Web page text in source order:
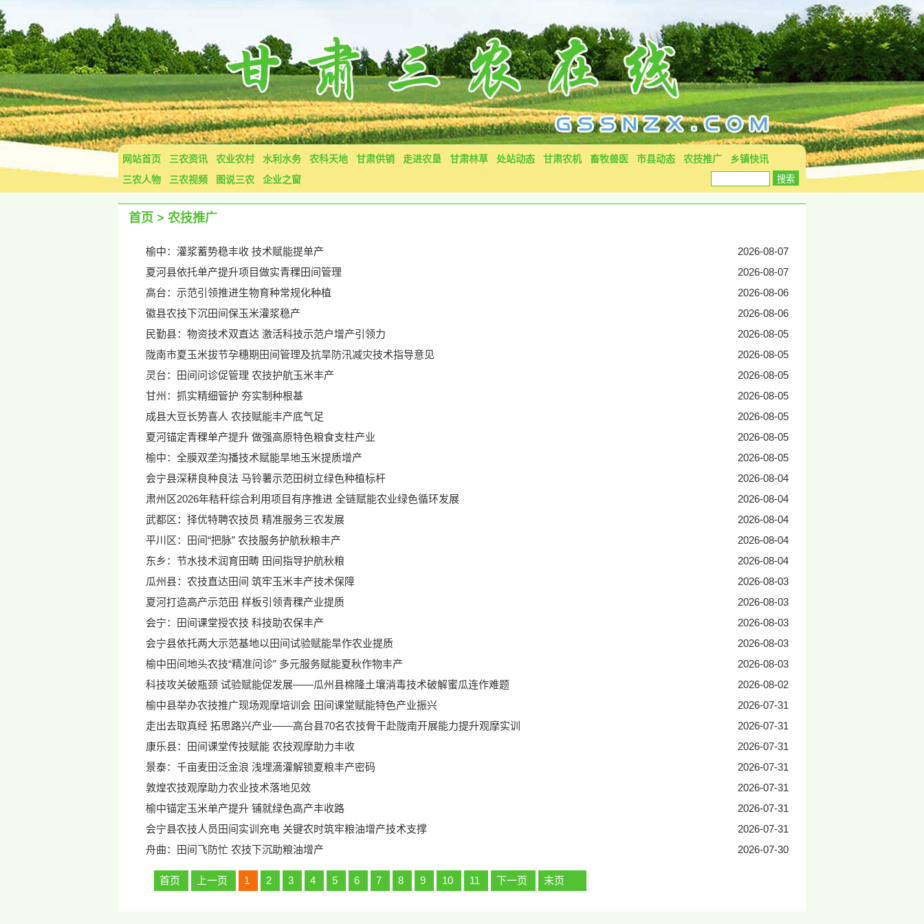
网站首页 三农资讯 农业农村 水利水务 农科天地 甘肃供销 走进农垦 甘肃林草 处站动态 甘肃农机 畜牧兽医 市县动态 农技推广
乡镇快讯
三农人物
三农视频 图说三农 企业之窗
首页 > 农技推广
榆中：灌浆蓄势稳丰收 技术赋能提单产
2026-08-07
夏河县依托单产提升项目做实青稞田间管理
2026-08-07
高台：示范引领推进生物育种常规化种植
2026-08-06
徽县农技下沉田间保玉米灌浆稳产
2026-08-06
民勤县：物资技术双直达 激活科技示范户增产引领力
2026-08-05
陇南市夏玉米拔节孕穗期田间管理及抗旱防汛减灾技术指导意见
2026-08-05
灵台：田间问诊促管理 农技护航玉米丰产
2026-08-05
甘州：抓实精细管护 夯实制种根基
2026-08-05
成县大豆长势喜人 农技赋能丰产底气足
2026-08-05
夏河锚定青稞单产提升 做强高原特色粮食支柱产业
2026-08-05
榆中：全膜双垄沟播技术赋能旱地玉米提质增产
2026-08-05
会宁县深耕良种良法 马铃薯示范田树立绿色种植标杆
2026-08-04
肃州区2026年秸秆综合利用项目有序推进 全链赋能农业绿色循环发展
2026-08-04
武都区：择优特聘农技员 精准服务三农发展
2026-08-04
平川区：田间“把脉” 农技服务护航秋粮丰产
2026-08-04
东乡：节水技术润育田畴 田间指导护航秋粮
2026-08-04
瓜州县：农技直达田间 筑牢玉米丰产技术保障
2026-08-03
夏河打造高产示范田 样板引领青稞产业提质
2026-08-03
会宁：田间课堂授农技 科技助农保丰产
2026-08-03
会宁县依托两大示范基地以田间试验赋能旱作农业提质
2026-08-03
榆中田间地头农技“精准问诊” 多元服务赋能夏秋作物丰产
2026-08-03
科技攻关破瓶颈 试验赋能促发展——瓜州县棉隆土壤消毒技术破解蜜瓜连作难题
2026-08-02
榆中县举办农技推广现场观摩培训会 田间课堂赋能特色产业振兴
2026-07-31
走出去取真经 拓思路兴产业——高台县70名农技骨干赴陇南开展能力提升观摩实训
2026-07-31
康乐县：田间课堂传技赋能 农技观摩助力丰收
2026-07-31
景泰：千亩麦田泛金浪 浅埋滴灌解锁夏粮丰产密码
2026-07-31
敦煌农技观摩助力农业技术落地见效
2026-07-31
榆中锚定玉米单产提升 铺就绿色高产丰收路
2026-07-31
会宁县农技人员田间实训充电 关键农时筑牢粮油增产技术支撑
2026-07-31
舟曲：田间飞防忙 农技下沉助粮油增产
2026-07-30
首页 上一页 1 2 3 4 5 6 7 8 9 10 11 下一页 末页